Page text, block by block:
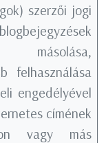
szerzői jogi
másolása,
felhasználása
engedélyével
címének
vagy más